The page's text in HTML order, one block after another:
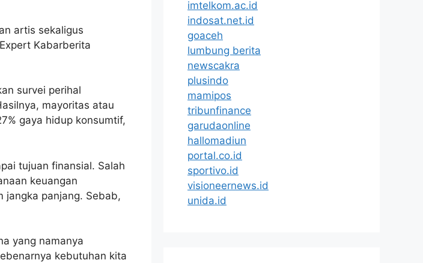
artis sekaligus
Kabarberita
survei perihal
mayoritas atau
gaya hidup konsumtif,
tujuan finansial. Salah
keuangan
jangka panjang. Sebab,
yang namanya
kebutuhan kita
imtelkom.ac.id
indosat.net.id
goaceh
lumbung berita
newscakra
plusindo
mamipos
tribunfinance
garudaonline
hallomadiun
portal.co.id
sportivo.id
visioneernews.id
unida.id